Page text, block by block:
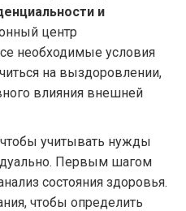
и
центр
необходимые условия
на выздоровлении,
влияния внешней
учитывать нужды
Первым шагом
состояния здоровья.
чтобы определить